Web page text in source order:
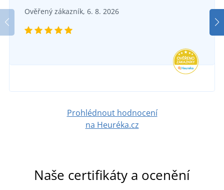
SKLADEM
Softshellové kalhoty ARDON CITYCONIC
1 287 Kč
Ověřený zákazník, 6. 8. 2026
Prohlédnout hodnocení
na Heuréka.cz
Naše certifikáty a ocenění